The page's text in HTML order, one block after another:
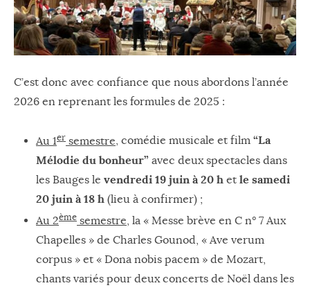
C’est donc avec confiance que nous abordons l’année
2026 en reprenant les formules de 2025 :
Au 1er semestre, comédie musicale et film “La
Mélodie du bonheur” avec deux spectacles dans
les Bauges le vendredi 19 juin à 20 h et le samedi
20 juin à 18 h (lieu à confirmer) ;
Au 2ème semestre, la « Messe brève en C n° 7 Aux
Chapelles » de Charles Gounod, « Ave verum
corpus » et « Dona nobis pacem » de Mozart,
chants variés pour deux concerts de Noël dans les